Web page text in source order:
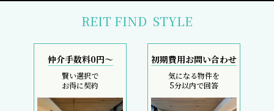
おとり物件なし
物件情報の更新鮮度は
リモート内覧対応
遠方にて内覧できずとも